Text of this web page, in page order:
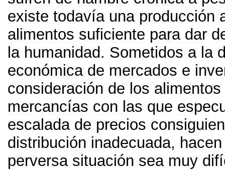
existe todavía una producción
alimentos suficiente para dar
la humanidad. Sometidos a la
económica de mercados e
consideración de los
mercancías con las que
escalada de precios
distribución inadecuada,
perversa situación sea muy